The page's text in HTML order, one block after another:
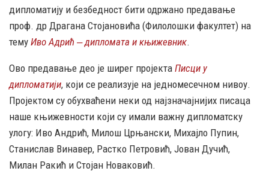
дипломатију и безбедност бити одржано предавање
проф. др Драгана Стојановића (Филолошки факултет) на
тему Иво Адрић ‒ дипломата и књижевник.
Ово предавање део је ширег пројекта Писци у
дипломатији, који се реализује на једномесечном нивоу.
Пројектом су обухваћени неки од најзначајнијих писаца
наше књижевности који су имали важну дипломатску
улогу: Иво Андрић, Милош Црњански, Михајло Пупин,
Станислав Винавер, Растко Петровић, Јован Дучић,
Милан Ракић и Стојан Новаковић.